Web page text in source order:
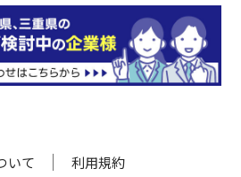
いて 利用規約